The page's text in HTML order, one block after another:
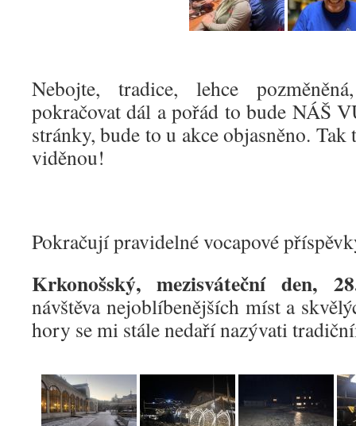
Nebojte, tradice, lehce
pokračovat dál a pořád to bude NÁŠ
stránky, bude to u akce objasněno. Tak
viděnou!
Pokračují pravidelné vocapové
Krkonošský, mezisváteční den,
návštěva nejoblíbenějších míst a
hory se mi stále nedaří nazývati